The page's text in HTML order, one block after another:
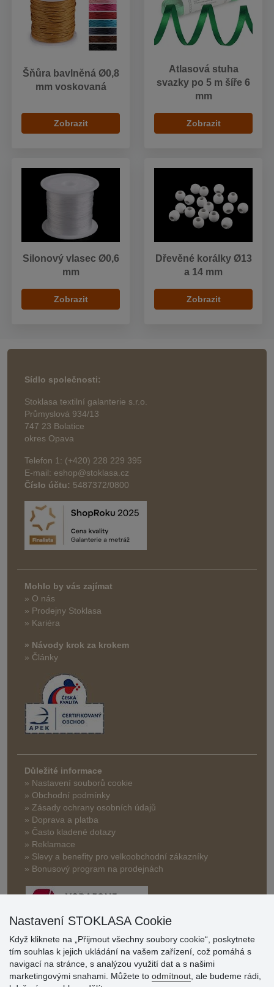
Šňůra bavlněná Ø0,8
mm voskovaná
Zobrazit
Atlasová stuha
svazky po 5 m šíře 6
mm
Zobrazit
Silonový vlasec Ø0,6
mm
Zobrazit
Dřevěné korálky Ø13
a 14 mm
Zobrazit
Sídlo společnosti:
Stoklasa textilní galanterie s.r.o.
Průmyslová 934/13
747 23 Bolatice
okres Opava
Telefon 1: (+420) 228 229 395
E-mail: eshop@stoklasa.cz
Číslo účtu: 5487372/0800
Mohlo by vás zajímat
» O nás
» Prodejny Stoklasa
» Kariéra
» Návody krok za krokem
» Články
Důležité informace
» Nastavení souborů cookie
» Obchodní podmínky
» Zásady ochrany osobních údajů
» Doprava a platba
» Často kladené dotazy
» Reklamace
» Slevy a benefity pro velkoobchodní zákazníky
» Bonusový program na prodejnách
Hodnocení
zákazníků
Nastavení STOKLASA Cookie
Když kliknete na „Přijmout všechny soubory cookie“, poskytnete
tím souhlas k jejich ukládání na vašem zařízení, což pomáhá s
navigací na stránce, s analýzou využití dat a s našimi
marketingovými snahami. Můžete to odmítnout , ale budeme rádi,